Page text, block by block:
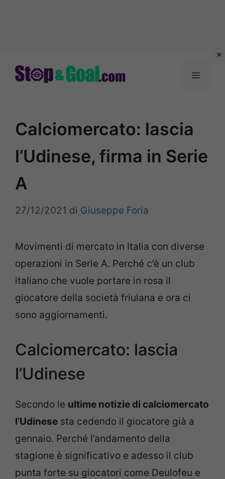
Menu
Calciomercato: lascia
l’Udinese, firma in Serie
A
27/12/2021 di Giuseppe Foria
Movimenti di mercato in Italia con diverse
operazioni in Serie A. Perché c’è un club
italiano che vuole portare in rosa il
giocatore della società friulana e ora ci
sono aggiornamenti.
Calciomercato: lascia
l’Udinese
Secondo le ultime notizie di calciomercato
l’Udinese sta cedendo il giocatore già a
gennaio. Perché l’andamento della
stagione è significativo e adesso il club
punta forte su giocatori come Deulofeu e